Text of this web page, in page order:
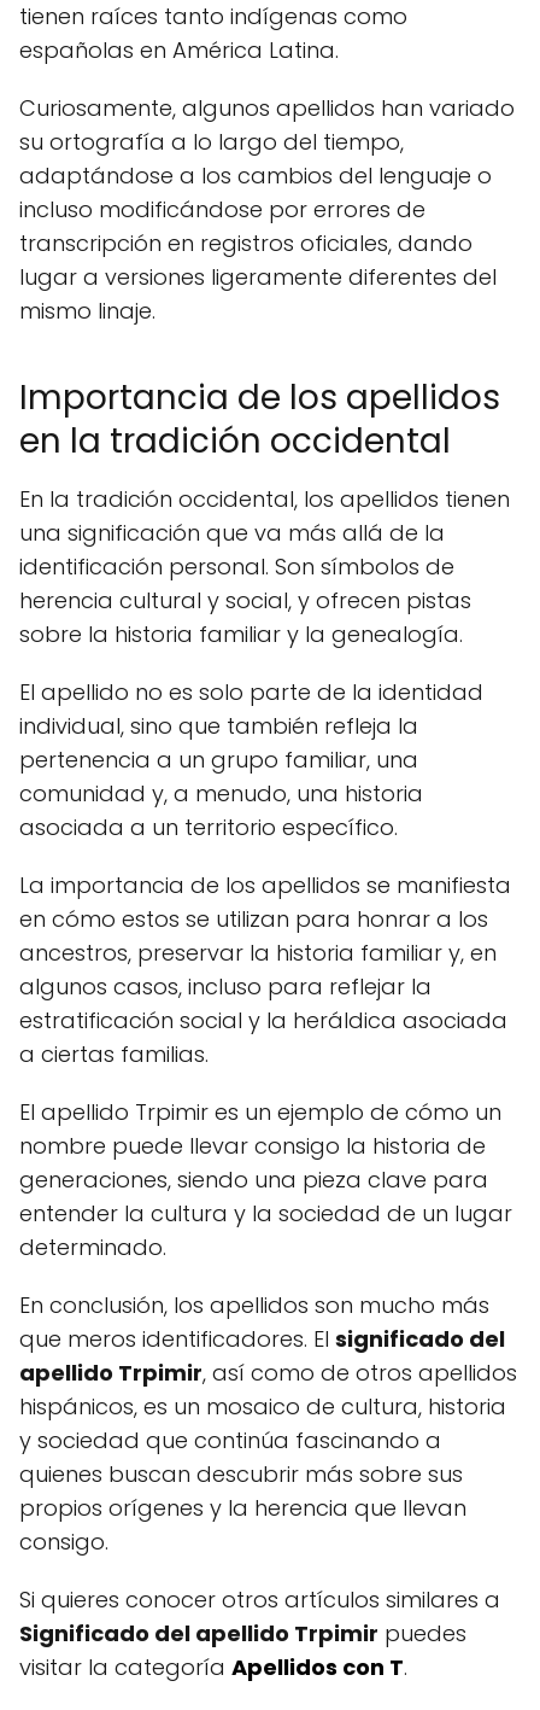
tienen raíces tanto indígenas como
españolas en América Latina.
Curiosamente, algunos apellidos han variado
su ortografía a lo largo del tiempo,
adaptándose a los cambios del lenguaje o
incluso modificándose por errores de
transcripción en registros oficiales, dando
lugar a versiones ligeramente diferentes del
mismo linaje.
Importancia de los apellidos
en la tradición occidental
En la tradición occidental, los apellidos tienen
una significación que va más allá de la
identificación personal. Son símbolos de
herencia cultural y social, y ofrecen pistas
sobre la historia familiar y la genealogía.
El apellido no es solo parte de la identidad
individual, sino que también refleja la
pertenencia a un grupo familiar, una
comunidad y, a menudo, una historia
asociada a un territorio específico.
La importancia de los apellidos se manifiesta
en cómo estos se utilizan para honrar a los
ancestros, preservar la historia familiar y, en
algunos casos, incluso para reflejar la
estratificación social y la heráldica asociada
a ciertas familias.
El apellido Trpimir es un ejemplo de cómo un
nombre puede llevar consigo la historia de
generaciones, siendo una pieza clave para
entender la cultura y la sociedad de un lugar
determinado.
En conclusión, los apellidos son mucho más
que meros identificadores. El significado del
apellido Trpimir, así como de otros apellidos
hispánicos, es un mosaico de cultura, historia
y sociedad que continúa fascinando a
quienes buscan descubrir más sobre sus
propios orígenes y la herencia que llevan
consigo.
Si quieres conocer otros artículos similares a
Significado del apellido Trpimir puedes
visitar la categoría Apellidos con T.